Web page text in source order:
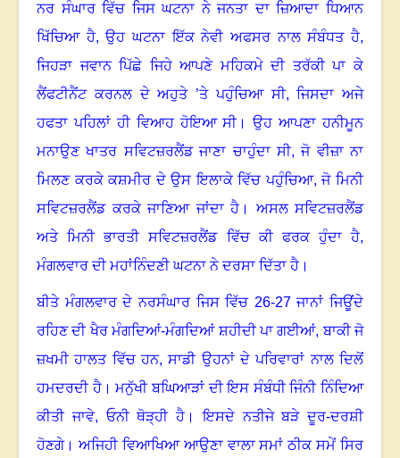
ਨਰ ਸੰਘਾਰ ਵਿੱਚ ਜਿਸ ਘਟਨਾ ਨੇ ਜਨਤਾ ਦਾ ਜ਼ਿਆਦਾ ਧਿਆਨ
ਖਿੱਚਿਆ ਹੈ,ਉਹ ਘਟਨਾ ਇੱਕ ਨੇਵੀ ਅਫਸਰ ਨਾਲ ਸੰਬੰਧਤ ਹੈ,
ਜਿਹੜਾ ਜਵਾਨ ਪਿੱਛੇ ਜਿਹੇ ਆਪਣੇ ਮਹਿਕਮੇ ਦੀ ਤਰੱਕੀ ਪਾ ਕੇ
ਲੈਂਫਟੀਨੈਂਟ ਕਰਨਲ ਦੇ ਅਹੁਤੇ ’ਤੇ ਪਹੁੰਚਿਆ ਸੀ, ਜਿਸਦਾ ਅਜੇ
ਹਫਤਾ ਪਹਿਲਾਂ ਹੀ ਵਿਆਹ ਹੋਇਆ ਸੀ।ਉਹ ਆਪਣਾ ਹਨੀਮੂਨ
ਮਨਾਉਣ ਖਾਤਰ ਸਵਿਟਜ਼ਰਲੈਂਡ ਜਾਣਾ ਚਾਹੁੰਦਾ ਸੀ,ਜੋ ਵੀਜ਼ਾ ਨਾ
ਮਿਲਣ ਕਰਕੇ ਕਸ਼ਮੀਰ ਦੇ ਉਸ ਇਲਾਕੇ ਵਿੱਚ ਪਹੁੰਚਿਆ,ਜੋ ਮਿਨੀ
ਸਵਿਟਜ਼ਰਲੈਂਡ ਕਰਕੇ ਜਾਣਿਆ ਜਾਂਦਾ ਹੈ । ਅਸਲ ਸਵਿਟਜ਼ਰਲੈਂਡ
ਅਤੇ ਮਿਨੀ ਭਾਰਤੀ ਸਵਿਟਜ਼ਰਲੈਂਡ ਵਿੱਚ ਕੀ ਫਰਕ ਹੁੰਦਾ ਹੈ,
ਮੰਗਲਵਾਰ ਦੀ ਮਹਾਂਨਿੰਦਣੀ ਘਟਨਾ ਨੇ ਦਰਸਾ ਦਿੱਤਾ ਹੈ ।
ਬੀਤੇ ਮੰਗਲਵਾਰ ਦੇ ਨਰਸੰਘਾਰ ਜਿਸ ਵਿੱਚ 26-27ਜਾਨਾਂ ਜਿਊਂਦੇ
ਰਹਿਣ ਦੀ ਖੈਰ ਮੰਗਦਿਆਂ-ਮੰਗਦਿਆਂ ਸ਼ਹੀਦੀ ਪਾ ਗਈਆਂ,ਬਾਕੀ ਜੋ
ਜ਼ਖਮੀ ਹਾਲਤ ਵਿੱਚ ਹਨ,ਸਾਡੀ ਉਹਨਾਂ ਦੇ ਪਰਿਵਾਰਾਂ ਨਾਲ ਦਿਲੋਂ
ਹਮਦਰਦੀ ਹੈ।ਮਨੁੱਖੀ ਬਘਿਆੜਾਂ ਦੀ ਇਸ ਸੰਬੰਧੀ ਜਿੰਨੀ ਨਿੰਦਿਆ
ਕੀਤੀ ਜਾਵੇ, ਓਨੀ ਥੋੜ੍ਹੀ ਹੈ ।
ਇਸਦੇ ਨਤੀਜੇ ਬੜੇ ਦੂਰ-ਦਰਸ਼ੀ
ਹੋਣਗੇ। ਅਜਿਹੀ ਵਿਆਖਿਆ ਆਉਣਾ ਵਾਲਾ ਸਮਾਂ ਠੀਕ ਸਮੇਂ ਸਿਰ